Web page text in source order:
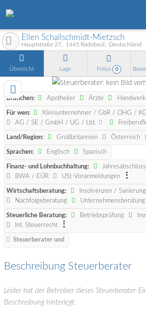
Ellen Schallschmidt-Mietzsch
Hauptstraße 27 1445 Radebeul Deutschland
Übersicht Lage Fotos 0
Branchen: Apotheker Ärzte Handwerk
Für wen:
Kleinunternehmer / GbR / OHG /
AG / SE / GmbH / UG / Ltd.
Land/Region: Großbritannien Österreich
Sprachen: Englisch Spanisch
Finanz- und Lohnbuchhaltung:
BWA / EÜR
USt-Voranmeldungen
Wirtschaftsberatung:
Insolvenzen / Sanierung
Nachfolgeberatung
Unternehmensberatung
Steuerliche Beratung: Betriebsprüfung
Int. Steuerrecht
Steuerberater und
Beschreibung Steuerberater
Leider hat der Betreiber dieses Steuerberater-
Beschreibung hinterlegt.